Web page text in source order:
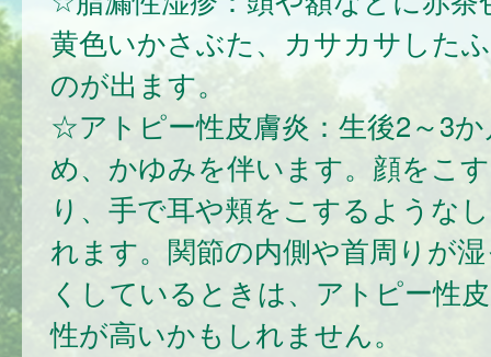
黄色いかさぶた、カサカサした
のが出ます。
☆アトピー性皮膚炎：生後2～3
め、かゆみを伴います。顔をこ
り、手で耳や頬をこするような
れます。関節の内側や首周りが
くしているときは、アトピー性
性が高いかもしれません。